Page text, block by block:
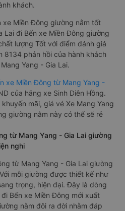
khách.
xe Miền Đông giường nằm tốt
Lai đi Bến xe Miền Đông giường
lượng Tốt với điểm đánh giá
phản hồi của hành khách
Yang - Gia Lai.
xe Miền Đông từ Mang Yang -
của hãng xe Sinh Diên Hồng.
mãi, giá vé Xe Mang Yang
giường nằm này có thể sẽ rẻ
từ Mang Yang - Gia Lai giường
nghi
từ Mang Yang - Gia Lai giường
mỗi giường được thiết kế như
trọng, hiện đại. Đây là dòng
Bến xe Miền Đông mới xuất
nằm đôi ra đời nhằm đáp